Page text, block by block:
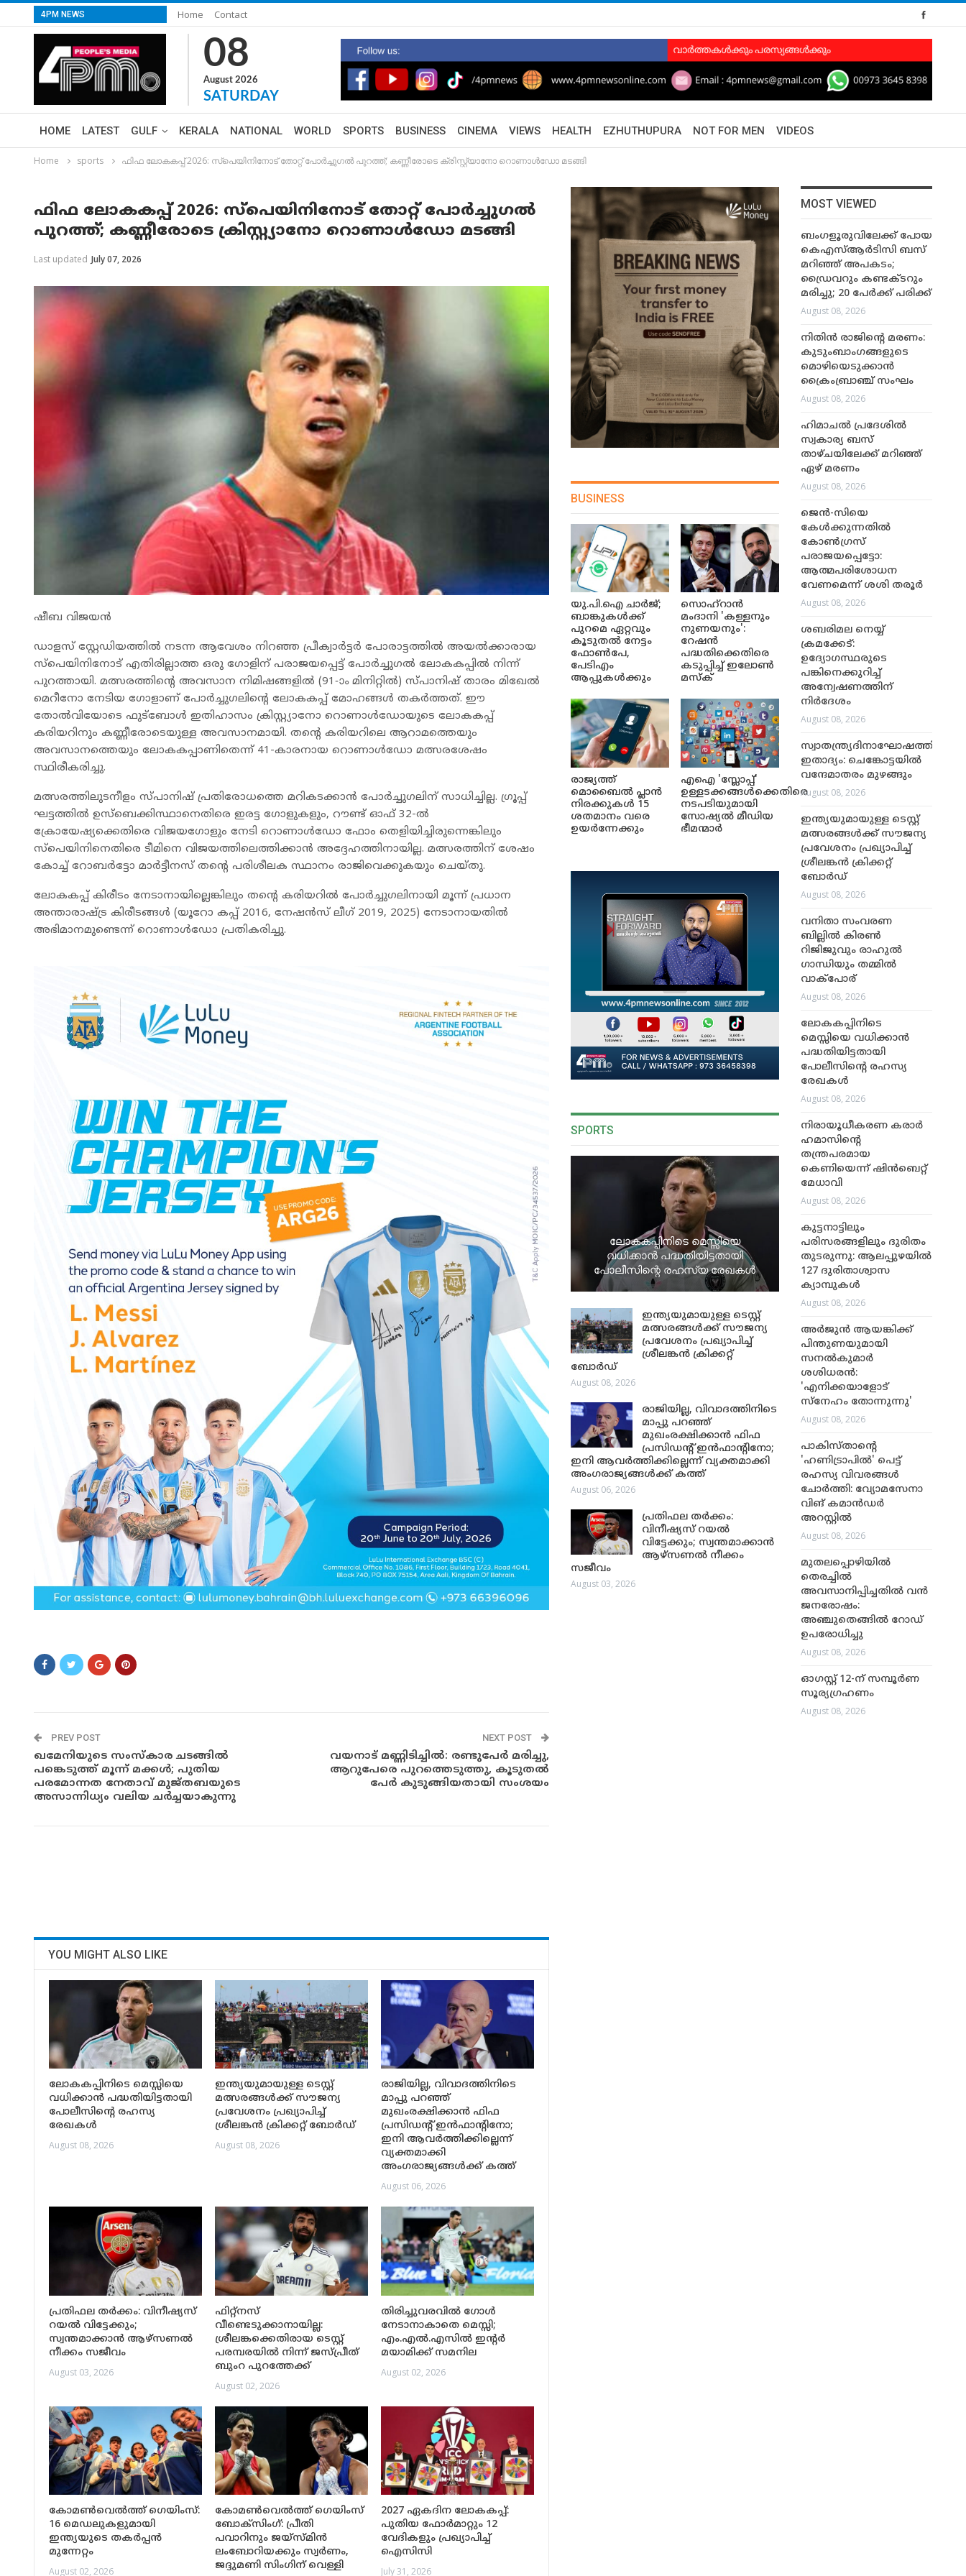
4PM NEWS Home Contact
08
August 2026
SATURDAY
HOME LATEST GULF KERALA NATIONAL WORLD SPORTS BUSINESS CINEMA VIEWS HEALTH EZHUTHUPURA NOT FOR MEN VIDEOS
Home sports ഫിഫ ലോകകപ്പ് 2026: സ്പെയിനിനോട് തോറ്റ് പോർച്ചുഗൽ പുറത്ത്; കണ്ണീരോടെ ക്രിസ്റ്റ്യാനോ റൊണാൾഡോ മടങ്ങി
ഫിഫ ലോകകപ്പ് 2026: സ്പെയിനിനോട് തോറ്റ് പോർച്ചുഗൽ
പുറത്ത്; കണ്ണീരോടെ ക്രിസ്റ്റ്യാനോ റൊണാൾഡോ മടങ്ങി
Last updated July 07, 2026
ഷീബ വിജയൻ
ഡാളസ് സ്റ്റേഡിയത്തിൽ നടന്ന ആവേശം നിറഞ്ഞ പ്രീക്വാർട്ടർ പോരാട്ടത്തിൽ അയൽക്കാരായ
സ്പെയിനിനോട് എതിരില്ലാത്ത ഒരു ഗോളിന് പരാജയപ്പെട്ട് പോർച്ചുഗൽ ലോകകപ്പിൽ നിന്ന്
പുറത്തായി. മത്സരത്തിന്റെ അവസാന നിമിഷങ്ങളിൽ (91-ാം മിനിറ്റിൽ) സ്പാനിഷ് താരം മിഖേൽ
മെറീനോ നേടിയ ഗോളാണ് പോർച്ചുഗലിന്റെ ലോകകപ്പ് മോഹങ്ങൾ തകർത്തത്. ഈ
തോൽവിയോടെ ഫുട്ബോൾ ഇതിഹാസം ക്രിസ്റ്റ്യാനോ റൊണാൾഡോയുടെ ലോകകപ്പ്
കരിയറിനും കണ്ണീരോടെയുള്ള അവസാനമായി. തന്റെ കരിയറിലെ ആറാമത്തെയും
അവസാനത്തെയും ലോകകപ്പാണിതെന്ന് 41-കാരനായ റൊണാൾഡോ മത്സരശേഷം
സ്ഥിരീകരിച്ചു.
മത്സരത്തിലുടനീളം സ്പാനിഷ് പ്രതിരോധത്തെ മറികടക്കാൻ പോർച്ചുഗലിന് സാധിച്ചില്ല. ഗ്രൂപ്പ്
ഘട്ടത്തിൽ ഉസ്ബെക്കിസ്ഥാനെതിരെ ഇരട്ട ഗോളുകളും, റൗണ്ട് ഓഫ് 32-ൽ
ക്രോയേഷ്യക്കെതിരെ വിജയഗോളും നേടി റൊണാൾഡോ ഫോം തെളിയിച്ചിരുന്നെങ്കിലും
സ്പെയിനിനെതിരെ ടീമിനെ വിജയത്തിലെത്തിക്കാൻ അദ്ദേഹത്തിനായില്ല. മത്സരത്തിന് ശേഷം
കോച്ച് റോബർട്ടോ മാർട്ടീനസ് തന്റെ പരിശീലക സ്ഥാനം രാജിവെക്കുകയും ചെയ്തു.
ലോകകപ്പ് കിരീടം നേടാനായില്ലെങ്കിലും തന്റെ കരിയറിൽ പോർച്ചുഗലിനായി മൂന്ന് പ്രധാന
അന്താരാഷ്ട്ര കിരീടങ്ങൾ (യൂറോ കപ്പ് 2016, നേഷൻസ് ലീഗ് 2019, 2025) നേടാനായതിൽ
അഭിമാനമുണ്ടെന്ന് റൊണാൾഡോ പ്രതികരിച്ചു.
PREV POST
ഖമേനിയുടെ സംസ്‌കാര ചടങ്ങില്‍
പങ്കെടുത്ത് മൂന്ന് മക്കള്‍; പുതിയ
പരമോന്നത നേതാവ് മുജ്തബയുടെ
അസാന്നിധ്യം വലിയ ചര്‍ച്ചയാകുന്നു
NEXT POST
വയനാട് മണ്ണിടിച്ചിൽ: രണ്ടുപേർ മരിച്ചു,
ആറുപേരെ പുറത്തെടുത്തു, കൂടുതൽ
പേർ കുടുങ്ങിയതായി സംശയം
YOU MIGHT ALSO LIKE
ലോകകപ്പിനിടെ മെസ്സിയെ
വധിക്കാൻ പദ്ധതിയിട്ടതായി
പോലീസിന്റെ രഹസ്യ
രേഖകൾ
August 08, 2026
ഇന്ത്യയുമായുള്ള ടെസ്റ്റ്
മത്സരങ്ങൾക്ക് സൗജന്യ
പ്രവേശനം പ്രഖ്യാപിച്ച്
ശ്രീലങ്കൻ ക്രിക്കറ്റ് ബോർഡ്
August 08, 2026
രാജിയില്ല, വിവാദത്തിനിടെ
മാപ്പു പറഞ്ഞ്
മുഖംരക്ഷിക്കാൻ ഫിഫ
പ്രസിഡന്റ് ഇൻഫാന്റിനോ;
ഇനി ആവർത്തിക്കില്ലെന്ന്
വ്യക്തമാക്കി
അംഗരാജ്യങ്ങൾക്ക് കത്ത്
August 06, 2026
പ്രതിഫല തർക്കം: വിനീഷ്യസ്
റയൽ വിട്ടേക്കും;
സ്വന്തമാക്കാൻ ആഴ്സണൽ
നീക്കം സജീവം
August 03, 2026
ഫിറ്റ്നസ്
വീണ്ടെടുക്കാനായില്ല:
ശ്രീലങ്കക്കെതിരായ ടെസ്റ്റ്
പരമ്പരയിൽ നിന്ന് ജസ്പ്രീത്
ബുംറ പുറത്തേക്ക്
August 02, 2026
തിരിച്ചുവരവിൽ ഗോൾ
നേടാനാകാതെ മെസ്സി;
എം.എൽ.എസിൽ ഇന്റർ
മയാമിക്ക് സമനില
August 02, 2026
കോമൺവെൽത്ത് ഗെയിംസ്:
16 മെഡലുകളുമായി
ഇന്ത്യയുടെ തകർപ്പൻ
മുന്നേറ്റം
August 02, 2026
കോമൺവെൽത്ത് ഗെയിംസ്
ബോക്‌സിംഗ്: പ്രീതി
പവാറിനും ജയ്‌സ്മിൻ
ലംബോറിയക്കും സ്വർണം,
ജദ്ദുമണി സിംഗിന് വെള്ളി
2027 ഏകദിന ലോകകപ്പ്:
പുതിയ ഫോർമാറ്റും 12
വേദികളും പ്രഖ്യാപിച്ച്
ഐസിസി
July 31, 2026
BUSINESS
യു.പി.ഐ ചാർജ്;
ബാങ്കുകൾക്ക്
പുറമെ ഏറ്റവും
കൂടുതൽ നേട്ടം
ഫോൺപേ,
പേടിഎം
ആപ്പുകൾക്കും
സൊഹ്റാൻ
മംദാനി 'കള്ളനും
നുണയനും':
റേഷൻ
പദ്ധതിക്കെതിരെ
കടുപ്പിച്ച് ഇലോൺ
മസ്ക്
രാജ്യത്ത്
മൊബൈൽ പ്ലാൻ
നിരക്കുകൾ 15
ശതമാനം വരെ
ഉയർന്നേക്കും
എഐ 'സ്ലോപ്പ്'
ഉള്ളടക്കങ്ങൾക്കെതിരെ
നടപടിയുമായി
സോഷ്യൽ മീഡിയ
ഭീമന്മാർ
SPORTS
ലോകകപ്പിനിടെ മെസ്സിയെ
വധിക്കാൻ പദ്ധതിയിട്ടതായി
പോലീസിന്റെ രഹസ്യ രേഖകൾ
ഇന്ത്യയുമായുള്ള ടെസ്റ്റ്
മത്സരങ്ങൾക്ക് സൗജന്യ
പ്രവേശനം പ്രഖ്യാപിച്ച്
ശ്രീലങ്കൻ ക്രിക്കറ്റ്
ബോർഡ്
August 08, 2026
രാജിയില്ല, വിവാദത്തിനിടെ
മാപ്പു പറഞ്ഞ്
മുഖംരക്ഷിക്കാൻ ഫിഫ
പ്രസിഡന്റ് ഇൻഫാന്റിനോ;
ഇനി ആവർത്തിക്കില്ലെന്ന് വ്യക്തമാക്കി
അംഗരാജ്യങ്ങൾക്ക് കത്ത്
August 06, 2026
പ്രതിഫല തർക്കം:
വിനീഷ്യസ് റയൽ
വിട്ടേക്കും; സ്വന്തമാക്കാൻ
ആഴ്സണൽ നീക്കം
സജീവം
August 03, 2026
MOST VIEWED
ബംഗളൂരുവിലേക്ക് പോയ
കെഎസ്ആർടിസി ബസ്
മറിഞ്ഞ് അപകടം;
ഡ്രൈവറും കണ്ടക്ടറും
മരിച്ചു; 20 പേർക്ക് പരിക്ക്
August 08, 2026
നിതിൻ രാജിന്റെ മരണം:
കുടുംബാംഗങ്ങളുടെ
മൊഴിയെടുക്കാൻ
ക്രൈംബ്രാഞ്ച് സംഘം
August 08, 2026
ഹിമാചൽ പ്രദേശിൽ
സ്വകാര്യ ബസ്
താഴ്ചയിലേക്ക് മറിഞ്ഞ്
ഏഴ് മരണം
August 08, 2026
ജെൻ-സിയെ
കേൾക്കുന്നതിൽ
കോൺഗ്രസ്
പരാജയപ്പെട്ടോ:
ആത്മപരിശോധന
വേണമെന്ന് ശശി തരൂർ
August 08, 2026
ശബരിമല നെയ്യ്
ക്രമക്കേട്:
ഉദ്യോഗസ്ഥരുടെ
പങ്കിനെക്കുറിച്ച്
അന്വേഷണത്തിന്
നിർദേശം
August 08, 2026
സ്വാതന്ത്ര്യദിനാഘോഷത്തിൽ
ഇതാദ്യം: ചെങ്കോട്ടയിൽ
വന്ദേമാതരം മുഴങ്ങും
August 08, 2026
ഇന്ത്യയുമായുള്ള ടെസ്റ്റ്
മത്സരങ്ങൾക്ക് സൗജന്യ
പ്രവേശനം പ്രഖ്യാപിച്ച്
ശ്രീലങ്കൻ ക്രിക്കറ്റ്
ബോർഡ്
August 08, 2026
വനിതാ സംവരണ
ബില്ലിൽ കിരൺ
റിജിജുവും രാഹുൽ
ഗാന്ധിയും തമ്മിൽ
വാക്പോര്
August 08, 2026
ലോകകപ്പിനിടെ
മെസ്സിയെ വധിക്കാൻ
പദ്ധതിയിട്ടതായി
പോലീസിന്റെ രഹസ്യ
രേഖകൾ
August 08, 2026
നിരായൂധീകരണ കരാർ
ഹമാസിന്റെ
തന്ത്രപരമായ
കെണിയെന്ന് ഷിൻബെറ്റ്
മേധാവി
August 08, 2026
കുട്ടനാട്ടിലും
പരിസരങ്ങളിലും ദുരിതം
തുടരുന്നു: ആലപ്പുഴയിൽ
127 ദുരിതാശ്വാസ
ക്യാമ്പുകൾ
August 08, 2026
അർജുൻ ആയങ്കിക്ക്
പിന്തുണയുമായി
സനൽകുമാർ
ശശിധരൻ:
'എനിക്കയാളോട്
സ്നേഹം തോന്നുന്നു'
August 08, 2026
പാകിസ്താന്റെ
'ഹണിട്രാപിൽ' പെട്ട്
രഹസ്യ വിവരങ്ങൾ
ചോർത്തി: വ്യോമസേനാ
വിങ് കമാൻഡർ
അറസ്റ്റിൽ
August 08, 2026
മുതലപ്പൊഴിയിൽ
തെരച്ചിൽ
അവസാനിപ്പിച്ചതിൽ വൻ
ജനരോഷം:
അഞ്ചുതെങ്ങിൽ റോഡ്
ഉപരോധിച്ചു
August 08, 2026
ഓഗസ്റ്റ് 12-ന് സമ്പൂർണ
സൂര്യഗ്രഹണം
August 08, 2026